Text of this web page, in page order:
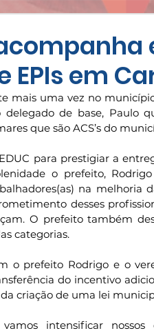
em
mais uma vez no
delegado de base, Paulo
que são ACS’s do
para prestigiar a
o prefeito,
na melhoria
desses
O prefeito também
categorias.
o prefeito Rodrigo e o
do incentivo
criação de uma lei
vamos intensificar